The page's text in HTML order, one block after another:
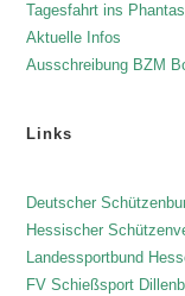
Tagesfahrt ins
Aktuelle Infos
Ausschreibung BZM
Links
Deutscher
Hessischer
Landessportbund
FV Schießsport